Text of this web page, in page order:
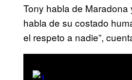
Tony habla de
habla de su costado
el respeto a nadie”,